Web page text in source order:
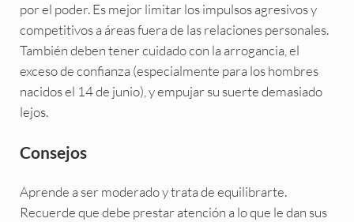
por el poder. Es mejor limitar los impulsos agresivos y
competitivos a áreas fuera de las relaciones personales.
También deben tener cuidado con la arrogancia, el
exceso de confianza (especialmente para los hombres
nacidos el 14 de junio), y empujar su suerte demasiado
lejos.
Consejos
Aprende a ser moderado y trata de equilibrarte.
Recuerde que debe prestar atención a lo que le dan sus